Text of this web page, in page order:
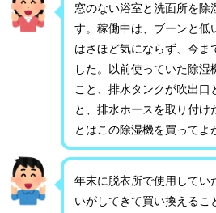
窓のない浴室と洗面所を除
す。稼働中は、ブーンと低
はさほど気にならず、今ま
した。以前使っていた除湿
こと、排水タンクが吹出口
と、排水ホースを取り付け
とはこの除湿機を買ってよ
年末に脱衣所で使用してい
いがしてきて買い換えるこ